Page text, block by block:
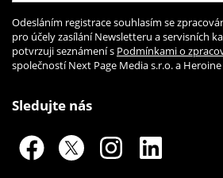
Odesláním registrace souhlasím se
pro účely zasílání Newsletteru a servisních
potvrzuji seznámení s Podmínkami o
společností Next Page Media s.r.o. a Heroine
Sledujte nás